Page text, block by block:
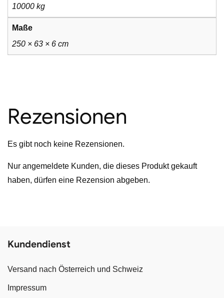
10000 kg
Maße
250 × 63 × 6 cm
Rezensionen
Es gibt noch keine Rezensionen.
Nur angemeldete Kunden, die dieses Produkt gekauft
haben, dürfen eine Rezension abgeben.
Kundendienst
Versand nach Österreich und Schweiz
Impressum